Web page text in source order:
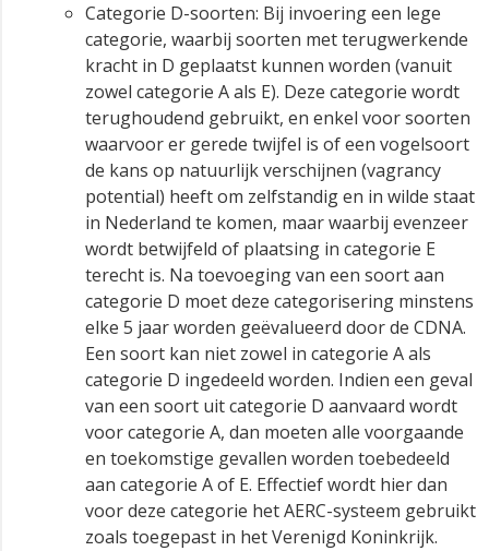
Categorie D-soorten: Bij invoering een lege
categorie, waarbij soorten met terugwerkende
kracht in D geplaatst kunnen worden (vanuit
zowel categorie A als E). Deze categorie wordt
terughoudend gebruikt, en enkel voor soorten
waarvoor er gerede twijfel is of een vogelsoort
de kans op natuurlijk verschijnen (vagrancy
potential) heeft om zelfstandig en in wilde staat
in Nederland te komen, maar waarbij evenzeer
wordt betwijfeld of plaatsing in categorie E
terecht is. Na toevoeging van een soort aan
categorie D moet deze categorisering minstens
elke 5 jaar worden geëvalueerd door de CDNA.
Een soort kan niet zowel in categorie A als
categorie D ingedeeld worden. Indien een geval
van een soort uit categorie D aanvaard wordt
voor categorie A, dan moeten alle voorgaande
en toekomstige gevallen worden toebedeeld
aan categorie A of E. Effectief wordt hier dan
voor deze categorie het AERC-systeem gebruikt
zoals toegepast in het Verenigd Koninkrijk.